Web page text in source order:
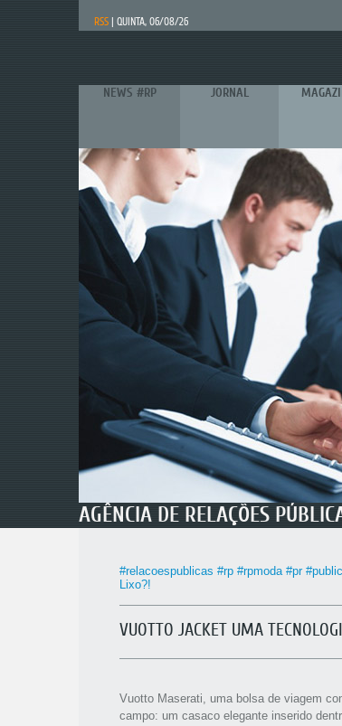
RSS | QUINTA, 06/08/26
NEWS #RP JORNAL
AGÊNCIA DE RELAÇÕES
#relacoespublicas #rp #rpmoda #pr
Lixo?!
VUOTTO JACKET UMA
Vuotto Maserati, uma bolsa de viagem
campo: um casaco elegante inserido